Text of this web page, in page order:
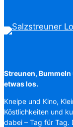
Streunen,
etwas los.
Kneipe und Kino,
Köstlichkeiten und
dabei – Tag für Tag.